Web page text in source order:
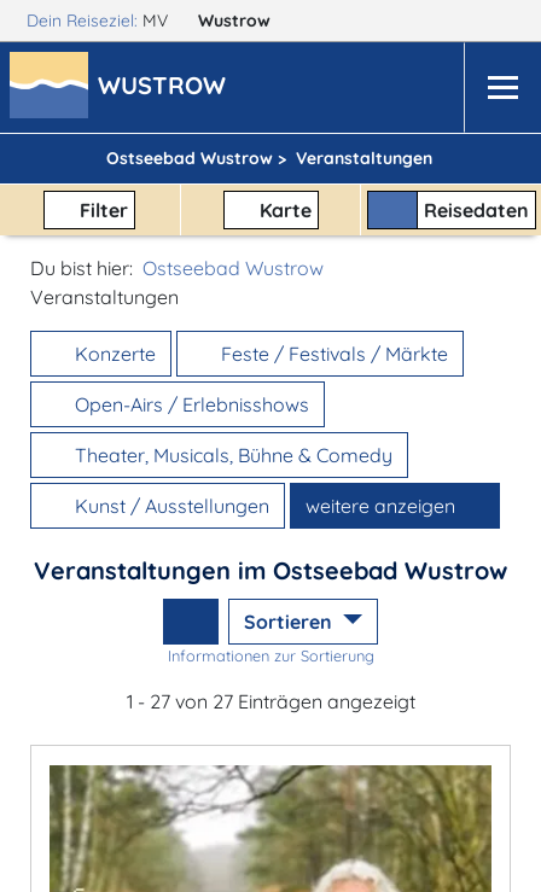
Dein Reiseziel: MV Wustrow
WUSTROW
Ostseebad Wustrow > Veranstaltungen
Filter Karte Reisedaten
Du bist hier: Ostseebad Wustrow
Veranstaltungen
Konzerte Feste / Festivals / Märkte
Open-Airs / Erlebnisshows
Theater, Musicals, Bühne & Comedy
Kunst / Ausstellungen weitere anzeigen
Veranstaltungen im Ostseebad Wustrow
Sortieren
Informationen zur Sortierung
1 - 27 von 27 Einträgen angezeigt